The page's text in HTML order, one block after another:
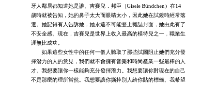
牙人鄰居都知道她是誰。吉賽兒．邦臣（Gisele Bündchen）在14
歲時就被告知，她的鼻子太大而眼睛太小，因此她在試鏡時經常落
選。她記得有人告訴她，她永遠不可能登上雜誌封面，她由此有了
不安全感。現在，吉賽兒是世界上收入最高的模特兒之一，職業生
涯無比成功。
如果這些女性中的任何一個人聽取了那些試圖阻止她們充分發
揮潛力的人的意見，我們就不會擁有音樂和時尚產業一些最棒的人
才。我想要讓你一樣能夠充分發揮潛力。我想要讓你對現在的自己
不是那麼的理所當然。我想要讓你撕掉別人給你貼的標籤。我希望